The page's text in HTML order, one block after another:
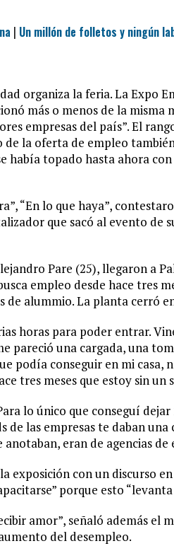
| Un millón de folletos y ningún
organiza la feria. La Expo
más o menos de la misma
empresas del país”. El
la oferta de empleo
había topado hasta ahora
“En lo que haya”,
que sacó al evento de
Pare (25), llegaron a
empleo desde hace tres
de alummio. La planta cerró
horas para poder entrar.
pareció una cargada, una
podía conseguir en mi casa,
tres meses que estoy sin un
lo único que conseguí
de las empresas te daban una
eran de agencias de
exposición con un discurso
porque esto
amor”, señaló además el
del desempleo.